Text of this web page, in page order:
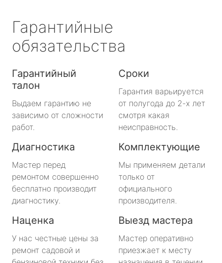
Гарантийные
обязательства
Гарантийный
талон
Выдаем гарантию не
зависимо от сложности
работ.
Сроки
Гарантия варьируется
от полугода до 2-х лет
смотря какая
неисправность.
Диагностика
Мастер перед
ремонтом совершенно
бесплатно производит
диагностику.
Комплектующие
Мы применяем детали
только от
официального
производителя.
Наценка
У нас честные цены за
ремонт садовой и
Выезд мастера
Мастер оперативно
приезжает к месту